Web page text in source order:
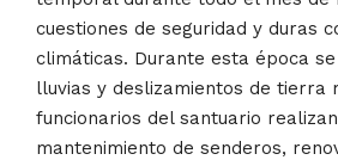
cuestiones de seguridad y duras
climáticas. Durante esta época
lluvias y deslizamientos de tierra
funcionarios del santuario
mantenimiento de senderos,